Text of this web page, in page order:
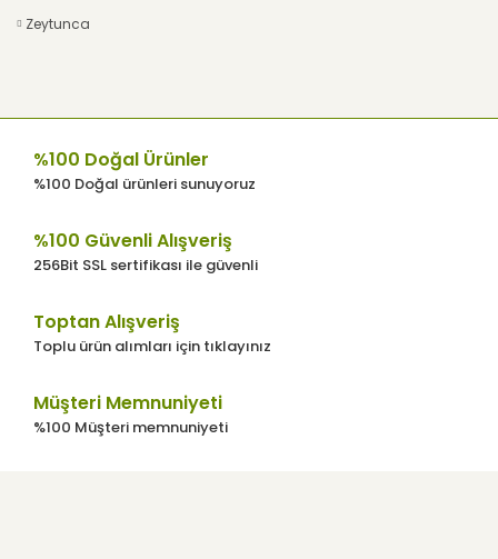
Zeytunca
%100 Doğal Ürünler
%100 Doğal ürünleri sunuyoruz
%100 Güvenli Alışveriş
256Bit SSL sertifikası ile güvenli
Toptan Alışveriş
Toplu ürün alımları için tıklayınız
Müşteri Memnuniyeti
%100 Müşteri memnuniyeti